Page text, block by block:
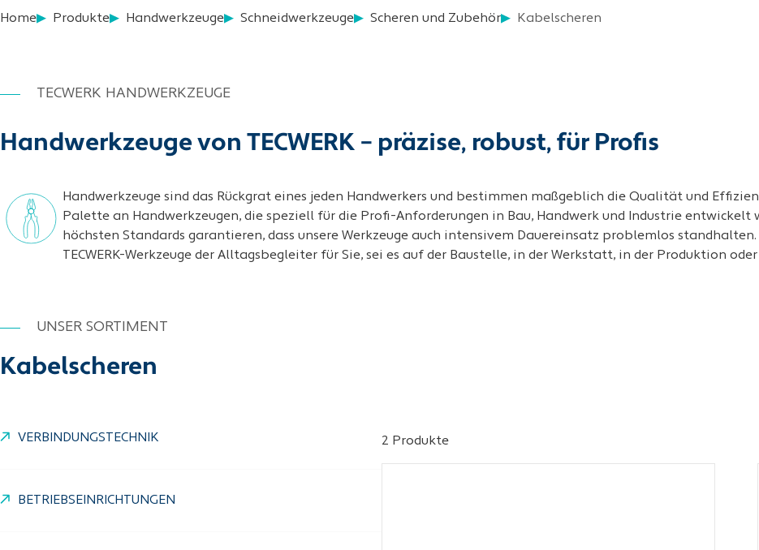
Home Produkte Handwerkzeuge Schneidwerkzeuge Scheren und Zubehör Kabelscheren
Handwerkzeuge von TECWERK – präzise, robust, für Profis
TECWERK HANDWERKZEUGE
Handwerkzeuge sind das Rückgrat eines jeden Handwerkers und bestimmen maßgeblich die Qualität und
Palette an Handwerkzeugen, die speziell für die Profi-Anforderungen in Bau, Handwerk und Industrie
höchsten Standards garantieren, dass unsere Werkzeuge auch intensivem Dauereinsatz problemlos
TECWERK-Werkzeuge der Alltagsbegleiter für Sie, sei es auf der Baustelle, in der Werkstatt, in der Produktion
UNSER SORTIMENT
Kabelscheren
VERBINDUNGSTECHNIK
BETRIEBSEINRICHTUNGEN
2 Produkte